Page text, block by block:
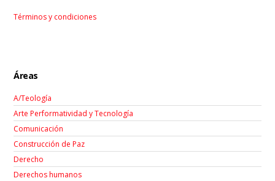
Términos y condiciones
Áreas
A/Teología
Arte Performatividad y Tecnología
Comunicación
Construcción de Paz
Derecho
Derechos humanos